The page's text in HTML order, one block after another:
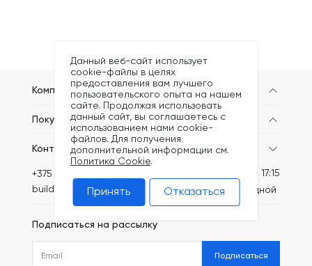
Компания
Покупателям
Контакты
+375 (44) 749-20-57
build@kronex-company.by
Пн-Пт: 8:30 - 17:15
Сб-вс: выходной
Подписаться на рассылку
Подписаться
Данный веб-сайт использует
cookie-файлы в целях
предоставления вам лучшего
пользовательского опыта на нашем
сайте. Продолжая использовать
данный сайт, вы соглашаетесь с
использованием нами cookie-
файлов. Для получения
дополнительной информации см.
Политика Cookie.
Принять Отказаться